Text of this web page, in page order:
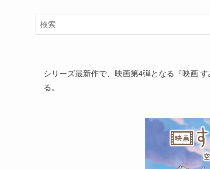
シリーズ最新作で、映画第4弾となる『映画
る。